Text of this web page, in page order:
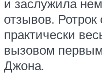
и заслужила
отзывов. Ротрок
практически
вызовом
Джона.